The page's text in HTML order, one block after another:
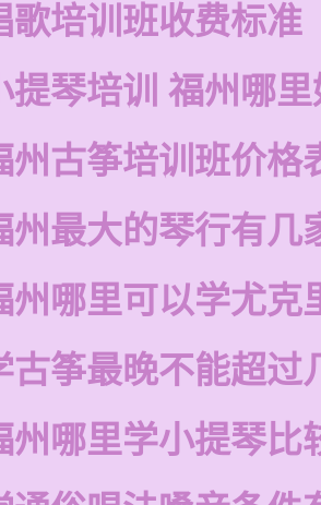
歌培训班收费标准
提琴培训 福州哪
州古筝培训班价格
州最大的琴行有几
州哪里可以学尤克
古筝最晚不能超过
州哪里学小提琴比